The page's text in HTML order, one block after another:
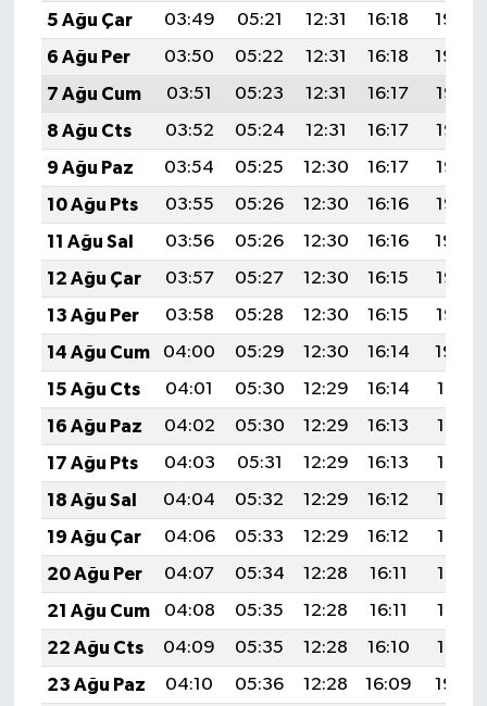
5 Ağu Çar
03:49 05:21 12:31 16:18
19:30
6 Ağu Per
03:50 05:22 12:31 16:18
19:29
7 Ağu Cum
03:51 05:23 12:31 16:17
19:28
8 Ağu Cts
03:52 05:24 12:31 16:17
19:27
9 Ağu Paz
03:54 05:25 12:30 16:17
19:26
10 Ağu Pts
03:55 05:26 12:30 16:16
19:25
11 Ağu Sal
03:56 05:26 12:30 16:16
19:24
12 Ağu Çar
03:57 05:27 12:30 16:15
19:23
13 Ağu Per
03:58 05:28 12:30 16:15
19:22
14 Ağu Cum
04:00 05:29 12:30 16:14
19:20
15 Ağu Cts
04:01 05:30 12:29 16:14
19:19
16 Ağu Paz
04:02 05:30 12:29 16:13
19:18
17 Ağu Pts
04:03 05:31 12:29 16:13
19:17
18 Ağu Sal
04:04 05:32 12:29 16:12
19:16
19 Ağu Çar
04:06 05:33 12:29 16:12
19:14
20 Ağu Per
04:07 05:34 12:28 16:11
19:13
21 Ağu Cum
04:08 05:35 12:28 16:11
19:12
22 Ağu Cts
04:09 05:35 12:28 16:10
19:10
23 Ağu Paz
04:10 05:36 12:28 16:09
19:09